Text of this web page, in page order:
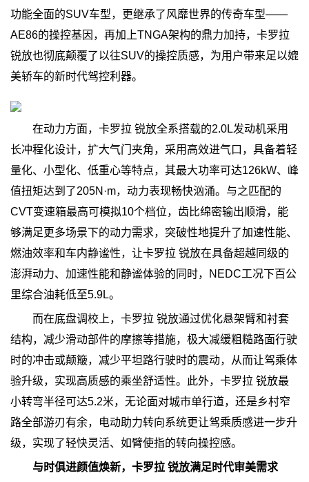
功能全面的SUV车型，更继承了风靡世界的传奇车型——
AE86的操控基因，再加上TNGA架构的鼎力加持，卡罗拉
锐放也彻底颠覆了以往SUV的操控质感，为用户带来足以媲
美轿车的新时代驾控利器。
在动力方面，卡罗拉 锐放全系搭载的2.0L发动机采用
长冲程化设计，扩大气门夹角，采用高效进气口，具备着轻
量化、小型化、低重心等特点，其最大功率可达126kW、峰
值扭矩达到了205N·m，动力表现畅快汹涌。与之匹配的
CVT变速箱最高可模拟10个档位，齿比绵密输出顺滑，能
够满足更多场景下的动力需求，突破性地提升了加速性能、
燃油效率和车内静谧性，让卡罗拉 锐放在具备超越同级的
澎湃动力、加速性能和静谧体验的同时，NEDC工况下百公
里综合油耗低至5.9L。
而在底盘调校上，卡罗拉 锐放通过优化悬架臂和衬套
结构，减少滑动部件的摩擦等措施，极大减缓粗糙路面行驶
时的冲击或颠簸，减少平坦路行驶时的震动，从而让驾乘体
验升级，实现高质感的乘坐舒适性。此外，卡罗拉 锐放最
小转弯半径可达5.2米，无论面对城市单行道，还是乡村窄
路全部游刃有余，电动助力转向系统更让驾乘质感进一步升
级，实现了轻快灵活、如臂使指的转向操控感。
与时俱进颜值焕新，卡罗拉 锐放满足时代审美需求